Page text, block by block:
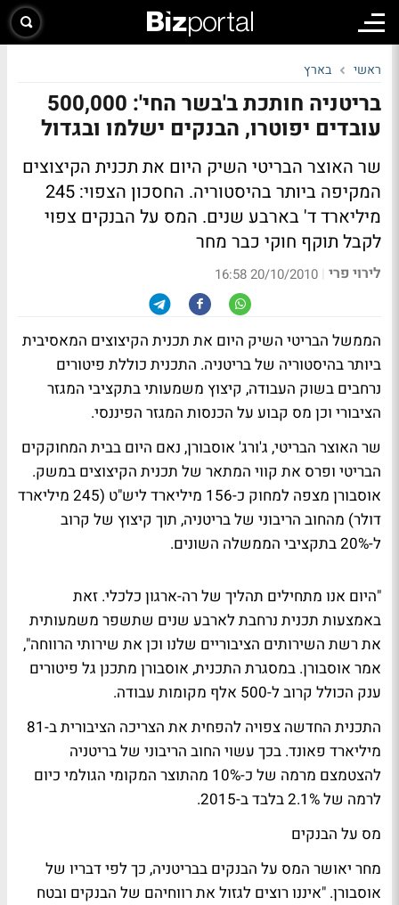
ראשי בארץ
בריטניה חותכת ב'בשר החי': 500,000
עובדים יפוטרו, הבנקים ישלמו ובגדול
שר האוצר הבריטי השיק היום את תכנית הקיצוצים
המקיפה ביותר בהיסטוריה. החסכון הצפוי: 245
מיליארד ד' בארבע שנים. המס על הבנקים צפוי
לקבל תוקף חוקי כבר מחר
לירוי פרי |
20/10/2010 16:58
הממשל הבריטי השיק היום את תכנית הקיצוצים המאסיבית
ביותר בהיסטוריה של בריטניה. התכנית כוללת פיטורים
נרחבים בשוק העבודה, קיצוץ משמעותי בתקציבי המגזר
הציבורי וכן מס קבוע על הכנסות המגזר הפיננסי.
שר האוצר הבריטי, ג'ורג' אוסבורן, נאם היום בבית המחוקקים
הבריטי ופרס את קווי המתאר של תכנית הקיצוצים במשק.
אוסבורן מצפה למחוק כ-156 מיליארד ליש"ט (245 מיליארד
דולר) מהחוב הריבוני של בריטניה, תוך קיצוץ של קרוב
ל-20% בתקציבי הממשלה השונים.
"היום אנו מתחילים תהליך של רה-ארגון כלכלי. זאת
באמצעות תכנית נרחבת לארבע שנים שתשפר משמעותית
את רשת השירותים הציבוריים שלנו וכן את שירותי הרווחה",
אמר אוסבורן. במסגרת התכנית, אוסבורן מתכנן גל פיטורים
ענק הכולל קרוב ל-500 אלף מקומות עבודה.
התכנית החדשה צפויה להפחית את הצריכה הציבורית ב-81
מיליארד פאונד. בכך עשוי החוב הריבוני של בריטניה
להצטמצם מרמה של כ-10% מהתוצר המקומי הגולמי כיום
לרמה של 2.1% בלבד ב-2015.
מס על הבנקים
מחר יאושר המס על הבנקים בבריטניה, כך לפי דבריו של
אוסבורן. "איננו רוצים לגזול את רווחיהם של הבנקים ובטח